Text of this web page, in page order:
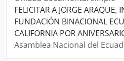
FELICITAR A JORGE ARAQUE,
FUNDACIÓN BINACIONAL
CALIFORNIA POR
Asamblea Nacional del